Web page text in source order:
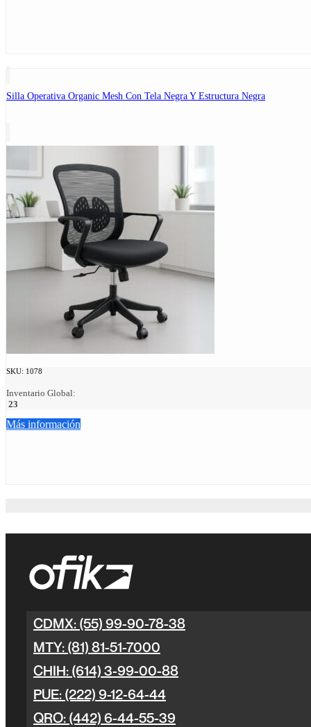
Silla Operativa Organic Mesh Con Tela Negra Y Estructura Negra
SKU: 1078
Inventario Global:
23
Más información
CDMX: (55) 99-90-78-38
MTY: (81) 81-51-7000
CHIH: (614) 3-99-00-88
PUE: (222) 9-12-64-44
QRO: (442) 6-44-55-39